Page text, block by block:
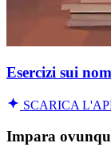
Esercizi sui
SCARICA
Impara